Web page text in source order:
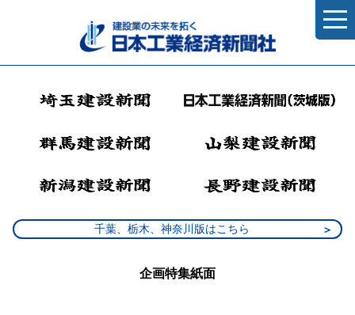
千葉、栃木、神奈川版はこちら
企画特集紙面